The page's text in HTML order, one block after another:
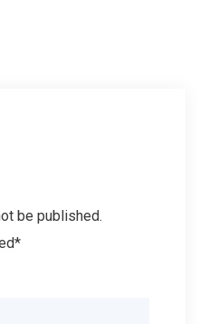
be published.